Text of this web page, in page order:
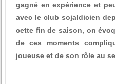
gagné en expérience et
avec le club sojaldicien
cette fin de saison, on
de ces moments
joueuse et de son rôle au